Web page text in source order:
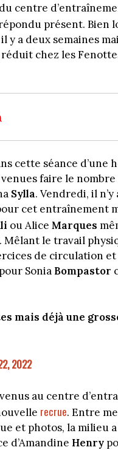
centre
présent. Bien
y a deux semaines
chez les
cette séance d’une
faire le
Sylla. Vendredi, il n’y
cet entraînement
ou Alice Marques
Mêlant le travail
de circulation
Sonia Bompastor
mais déjà une
2022
au centre
recrue. Entre
et photos, la milieu
d’Amandine Henry